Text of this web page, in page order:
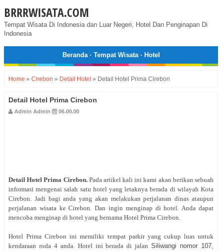
BRRRWISATA.COM
Tempat Wisata Di Indonesia dan Luar Negeri, Hotel Dan Penginapan Di
Indonesia
Beranda· Tempat Wisata· Hotel
Home » Cirebon » Detail Hotel » Detail Hotel Prima Cirebon
Detail Hotel Prima Cirebon
Admin Admin 06.00.00
Detail Hotel Prima Cirebon. Pada artikel kali ini kami akan berikan sebuah
informasi mengenai salah satu hotel yang letaknya berada di wilayah Kota
Cirebon. Jadi bagi anda yang akan melakukan perjalanan dinas ataupun
perjalanan wisata ke Cirebon. Dan ingin menginap di hotel. Anda dapat
mencoba menginap di hotel yang bernama Hotel Prima Cirebon.
Hotel Prima Cirebon ini memiliki tempat parkir yang cukup luas untuk
kendaraan roda 4 anda. Hotel ini berada di jalanSiliwangi nomor 107,